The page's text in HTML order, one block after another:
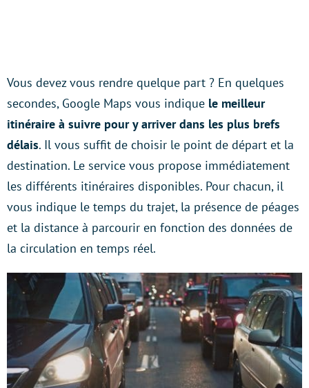
Vous devez vous rendre quelque part ? En quelques
secondes, Google Maps vous indique le meilleur
itinéraire à suivre pour y arriver dans les plus brefs
délais. Il vous suffit de choisir le point de départ et la
destination. Le service vous propose immédiatement
les différents itinéraires disponibles. Pour chacun, il
vous indique le temps du trajet, la présence de péages
et la distance à parcourir en fonction des données de
la circulation en temps réel.